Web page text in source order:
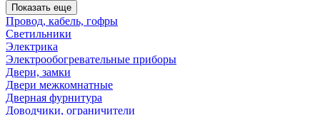
Показать еще
Провод, кабель, гофры
Светильники
Электрика
Электрообогревательные приборы
Двери, замки
Двери межкомнатные
Дверная фурнитура
Доводчики, ограничители